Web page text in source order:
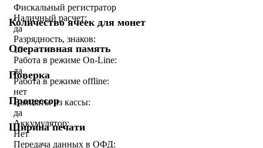
Количество ячеек для монет
Оперативная память
Поверка
Процессор
Ширина печати
Фискальный регистратор
Наличный расчет:
да
Разрядность, знаков:
10
Работа в режиме On-Line:
да
Работа в режиме offline:
нет
Выплаты из кассы:
да
Аккумулятор:
Нет
Передача данных в ОФД: